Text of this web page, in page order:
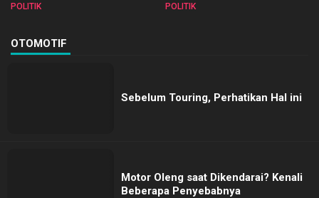
POLITIK POLITIK
OTOMOTIF
Sebelum Touring, Perhatikan Hal ini
Motor Oleng saat Dikendarai? Kenali
Beberapa Penyebabnya